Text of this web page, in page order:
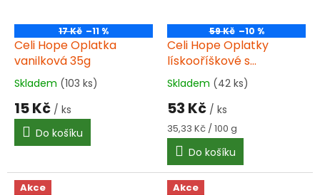
17 Kč –11 %
Celi Hope Oplatka
vanilková 35g
Průměrné
hodnocení
produktu
5,0
hvězdiček.
Skladem (103 ks)
15 Kč / ks
Do košíku
59 Kč –10 %
Celi Hope Oplatky
lískooříškové s
amaranthem bez lepku
150g
Průměrné
hodnocení
produktu
je
5,0
5
hvězdiček.
Skladem (42 ks)
53 Kč / ks
Měrná
cena:
35,33 Kč / 100 g
Do košíku
Akce
Akce